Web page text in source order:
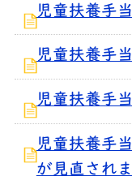
児童扶養手
児童扶養手
児童扶養手当
児童扶養手
が見直され